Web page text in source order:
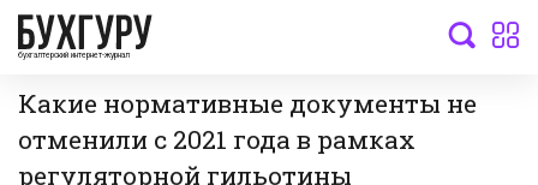
бухгалтерский интернет-журнал
Какие нормативные документы не
отменили с 2021 года в рамках
регуляторной гильотины